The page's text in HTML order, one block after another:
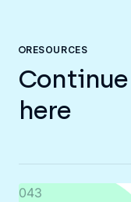
RESOURCES
here
043